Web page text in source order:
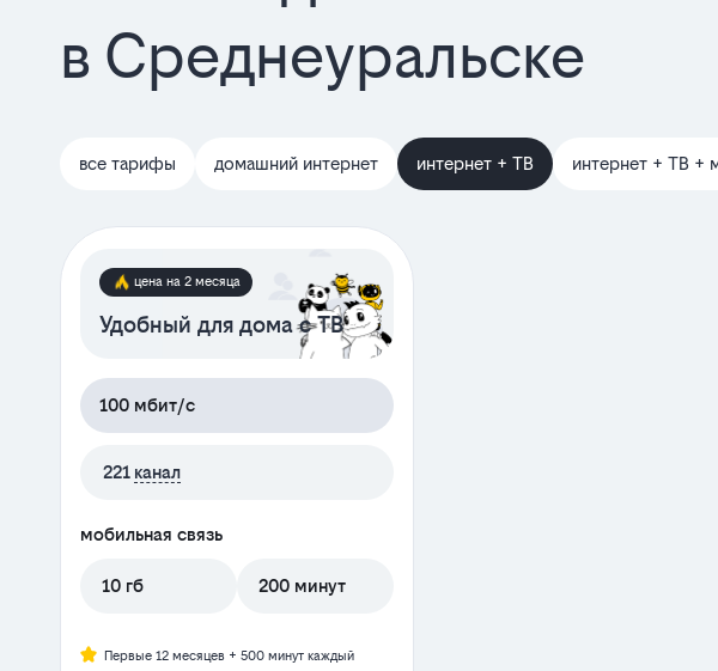
в Среднеуральске
все тарифы домашний интернет интернет + ТВ интернет + ТВ +
цена на 2 месяца
Удобный для дома с ТВ
100 мбит/с
221 канал
мобильная связь
10 гб 200 минут
Первые 12 месяцев + 500 минут каждый